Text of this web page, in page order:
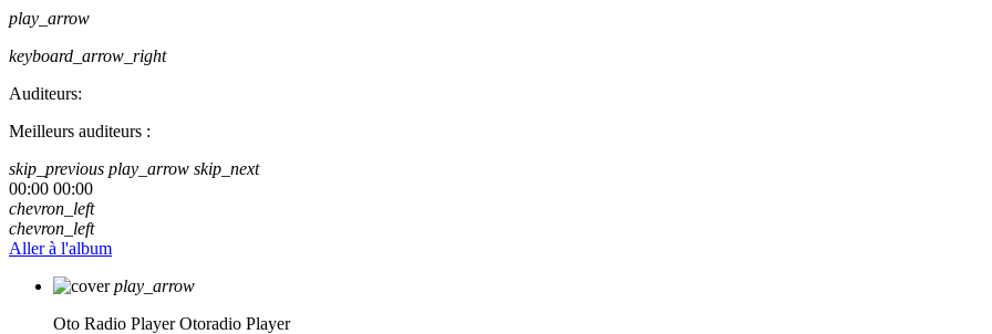
play_arrow
keyboard_arrow_right
Auditeurs:
Meilleurs auditeurs :
skip_previous play_arrow skip_next
00:00 00:00
chevron_left
chevron_left
Aller à l'album
play_arrow
Oto Radio Player Otoradio Player